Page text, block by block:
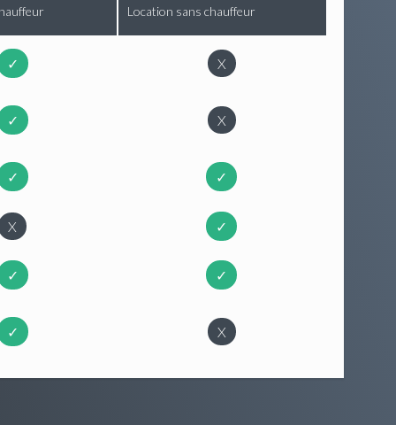
Location sans chauffeur
✓ X
✓ X
✓ ✓
X ✓
✓ ✓
✓ X